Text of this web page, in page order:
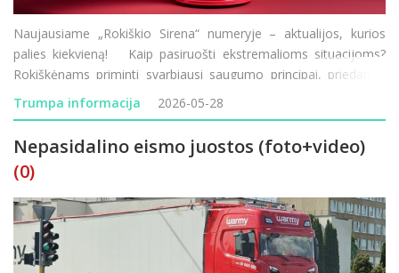
Naujausiame „Rokiškio Sirena“ numeryje – aktualijos, kurios
palies kiekvieną! Kaip pasiruošti ekstremalioms situacijoms?
Rokiškėnams priminti svarbiausi saugumo principai, priedangų
klausimai ir praktiniai karių patarimai. Rokiškį v
Trumpa informacija 2026-05-28
Nepasidalino eismo juostos (foto+video)
(0)